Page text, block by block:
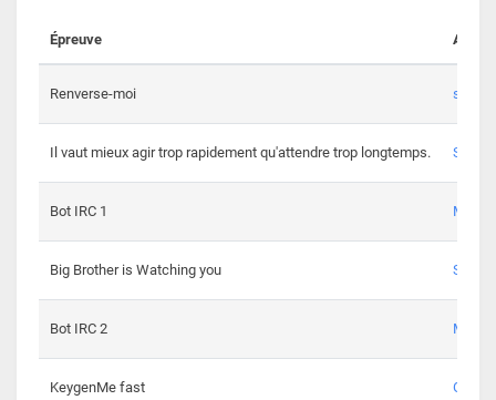
Épreuve Auteur
Renverse-moi s3th
Il vaut mieux agir trop rapidement qu'attendre trop longtemps. Spl3en
Bot IRC 1
Big Brother is Watching you
Bot IRC 2
KeygenMe fast Ge0